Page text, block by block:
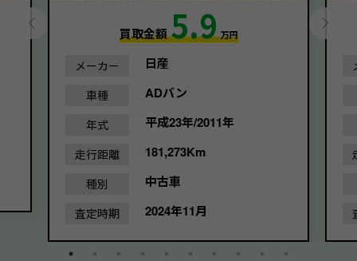
買取金額5.9 万円
メーカー 日産
車種 ADバン
年式 平成23年/2011年
走行距離 181,273Km
種別 中古車
査定時期 2024年11月